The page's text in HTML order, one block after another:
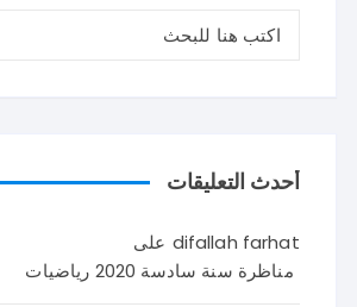
البحث عن:
أحدث التعليقات
difallah farhat على
مناظرة سنة سادسة 2020 رياضيات